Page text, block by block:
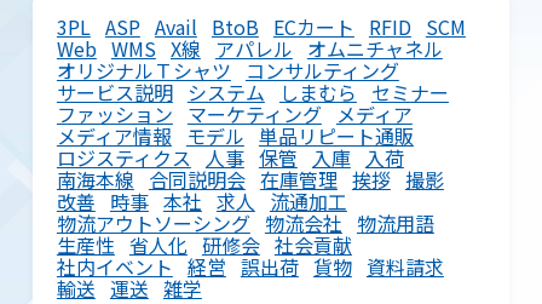
3PL ASP Avail BtoB ECカート RFID SCM
Web WMS X線 アパレル オムニチャネル
オリジナルＴシャツ コンサルティング
サービス説明 システム しまむら セミナー
ファッション マーケティング メディア
メディア情報 モデル 単品リピート通販
ロジスティクス 人事 保管 入庫 入荷
南海本線 合同説明会 在庫管理 挨拶 撮影
改善 時事 本社 求人 流通加工
物流アウトソーシング 物流会社 物流用語
生産性 省人化 研修会 社会貢献
社内イベント 経営 誤出荷 貨物 資料請求
輸送 運送 雑学